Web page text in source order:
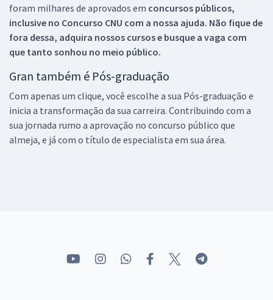
foram milhares de aprovados em concursos públicos,
inclusive no Concurso CNU com a nossa ajuda. Não fique de
fora dessa, adquira nossos cursos e busque a vaga com
que tanto sonhou no meio público.
Gran também é Pós-graduação
Com apenas um clique, você escolhe a sua Pós-graduação e
inicia a transformação da sua carreira. Contribuindo com a
sua jornada rumo a aprovação no concurso público que
almeja, e já com o título de especialista em sua área.